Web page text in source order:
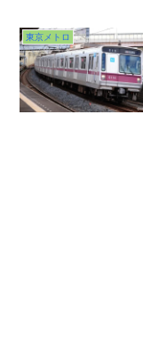
東京メトロ